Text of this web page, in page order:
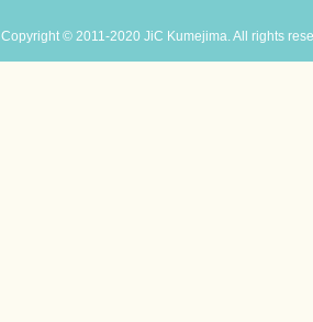
Copyright © 2011-2020 JiC Kumejima. All rights